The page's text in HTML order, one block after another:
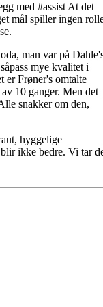
med #assist At det
mål spiller ingen
man var på
mye kvalitet i
er Frøner's omtalte
10 ganger. Men det
snakker om den,
hyggelige
ikke bedre. Vi tar